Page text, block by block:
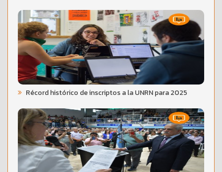
Récord histórico de inscriptos a la UNRN para 2025